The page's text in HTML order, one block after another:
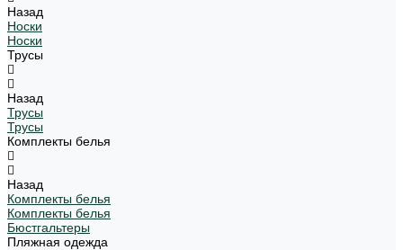
Назад
Носки
Носки
Трусы
Назад
Трусы
Трусы
Комплекты белья
Назад
Комплекты белья
Комплекты белья
Бюстгальтеры
Пляжная одежда